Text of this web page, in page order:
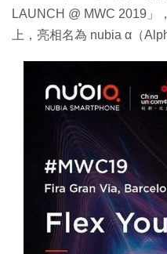
LAUNCH @ MWC 2019」
上，亮相名為 nubia α（